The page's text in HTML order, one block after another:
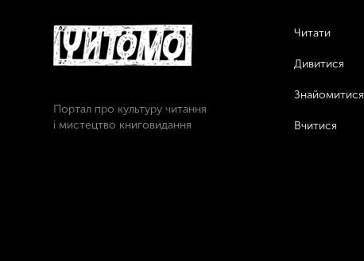
Портал про культуру читання
і мистецтво книговидання
Читати
Дивитися
Знайомитися
Вчитися